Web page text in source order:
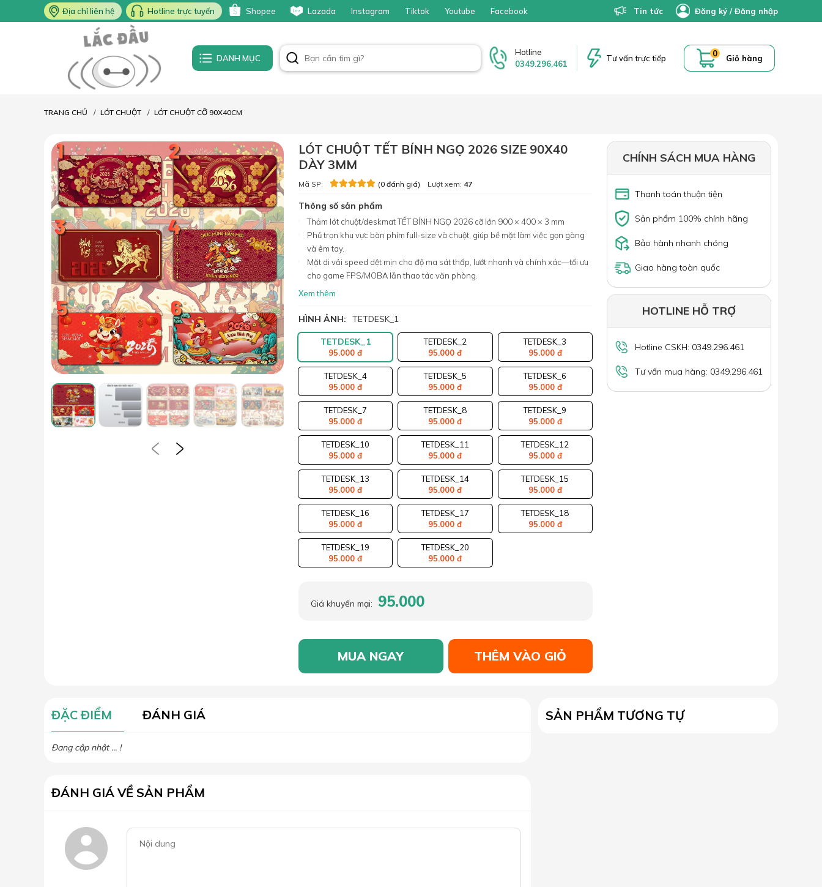
Địa chỉ liên hệ Hotline trực tuyến Shopee Lazada Instagram Tiktok Youtube Facebook Tin tức Đăng ký /Đăng nhập
DANH MỤC
Hotline
0349.296.461
Tư vấn trực tiếp 0 Giỏ hàng
TRANG CHỦ LÓT CHUỘT LÓT CHUỘT CỠ 90X40CM
LÓT CHUỘT TẾT BÍNH NGỌ 2026 SIZE 90X40
DÀY 3MM
Mã SP: (0 đánh giá) Lượt xem: 47
Thông số sản phẩm
Thảm lót chuột/deskmat TẾT BÍNH NGỌ 2026 cỡ lớn 900 × 400 × 3 mm
Phủ trọn khu vực bàn phím full-size và chuột, giúp bề mặt làm việc gọn gàng
và êm tay.
Mặt di vải speed dệt mịn cho độ ma sát thấp, lướt nhanh và chính xác—tối ưu
cho game FPS/MOBA lẫn thao tác văn phòng.
Xem thêm
HÌNH ẢNH: TETDESK_1
TETDESK_1
95.000 đ
TETDESK_2
95.000 đ
TETDESK_3
95.000 đ
TETDESK_4
95.000 đ
TETDESK_5
95.000 đ
TETDESK_6
95.000 đ
TETDESK_7
95.000 đ
TETDESK_8
95.000 đ
TETDESK_9
95.000 đ
TETDESK_10
95.000 đ
TETDESK_11
95.000 đ
TETDESK_12
95.000 đ
TETDESK_13
95.000 đ
TETDESK_14
95.000 đ
TETDESK_15
95.000 đ
TETDESK_16
95.000 đ
TETDESK_17
95.000 đ
TETDESK_18
95.000 đ
TETDESK_19
95.000 đ
TETDESK_20
95.000 đ
Giá khuyến mại: 95.000
MUA NGAY THÊM VÀO GIỎ
CHÍNH SÁCH MUA HÀNG
Thanh toán thuận tiện
Sản phẩm 100% chính hãng
Bảo hành nhanh chóng
Giao hàng toàn quốc
HOTLINE HỖ TRỢ
Hotline CSKH: 0349.296.461
Tư vấn mua hàng: 0349.296.461
ĐẶC ĐIỂM ĐÁNH GIÁ
Đang cập nhật ... !
ĐÁNH GIÁ VỀ SẢN PHẨM
SẢN PHẨM TƯƠNG TỰ